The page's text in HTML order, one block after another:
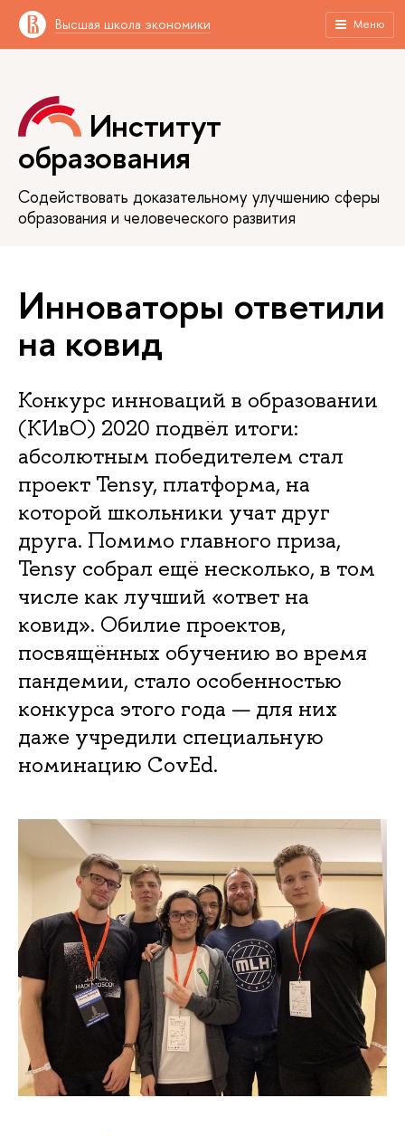
Высшая школа экономики Меню
Институт
образования
Содействовать доказательному улучшению сферы
образования и человеческого развития
Инноваторы ответили
на ковид
Конкурс инноваций в образовании
(КИвО) 2020 подвёл итоги:
абсолютным победителем стал
проект Tensy, платформа, на
которой школьники учат друг
друга. Помимо главного приза,
Tensy собрал ещё несколько, в том
числе как лучший «ответ на
ковид». Обилие проектов,
посвящённых обучению во время
пандемии, стало особенностью
конкурса этого года — для них
даже учредили специальную
номинацию CovEd.